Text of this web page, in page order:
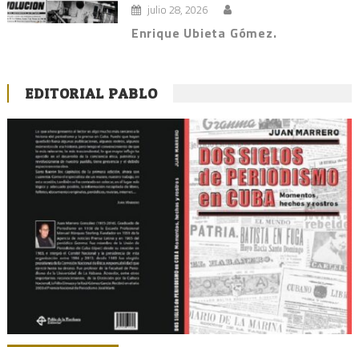
julio 28, 2026
Enrique Ubieta Gómez.
EDITORIAL PABLO